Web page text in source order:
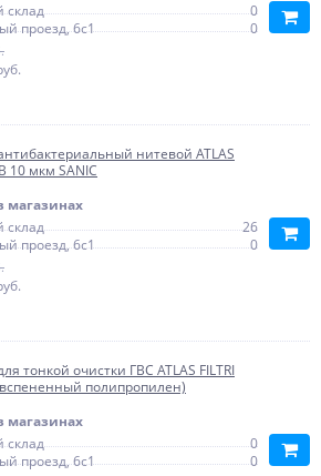
склад
0
проезд, 6с1
0
нитевой ATLAS
10 мкм SANIC
магазинах
склад
26
проезд, 6с1
0
тонкой очистки ГВС ATLAS FILTRI
полипропилен)
магазинах
склад
0
проезд, 6с1
0